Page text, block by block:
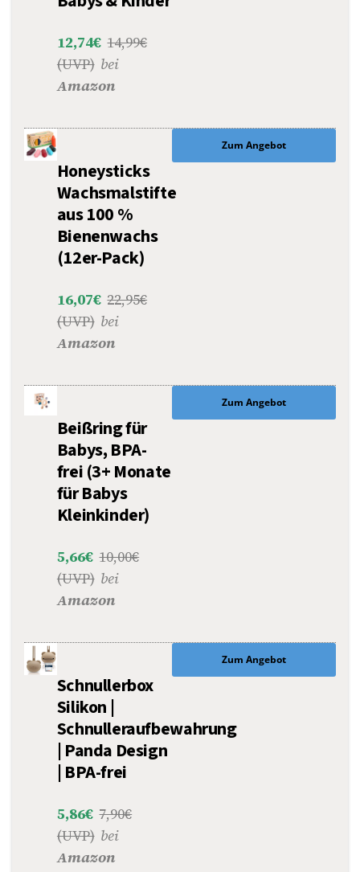
12,74€ 14,99€
(UVP) bei
Amazon
Honeysticks
Wachsmalstifte
aus 100 %
Bienenwachs
(12er-Pack)
16,07€ 22,95€
(UVP) bei
Amazon
Zum Angebot
Beißring für
Babys, BPA-
frei (3+ Monate
für Babys
Kleinkinder)
5,66€ 10,00€
(UVP) bei
Amazon
Zum Angebot
Schnullerbox
Silikon |
Schnulleraufbewahrung
| Panda Design
| BPA-frei
5,86€ 7,90€
(UVP) bei
Amazon
Zum Angebot